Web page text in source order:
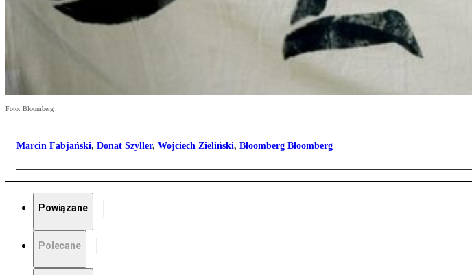
Foto: Bloomberg
Marcin Fabjański, Donat Szyller, Wojciech Zieliński, Bloomberg Bloomberg
Powiązane
Polecane